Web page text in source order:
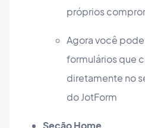
próprios
Agora você
formulários que
diretamente no
do JotForm
Seção Home